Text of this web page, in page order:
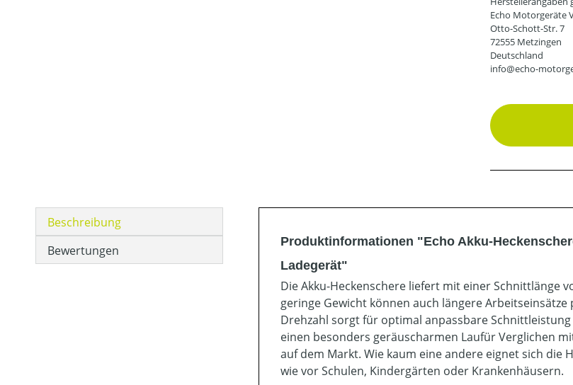
Echo Motorgeräte
Otto-Schott-Str. 7
72555 Metzingen
Deutschland
info@echo-
Beschreibung
Bewertungen
Produktinformationen "Echo Akku-
Ladegerät"
Die Akku-Heckenschere liefert mit einer Schnittlänge
geringe Gewicht können auch längere
Drehzahl sorgt für optimal anpassbare
einen besonders geräuscharmen Laufür Verglichen
auf dem Markt. Wie kaum eine andere eignet sich die
wie vor Schulen, Kindergärten oder Krankenhäusern.